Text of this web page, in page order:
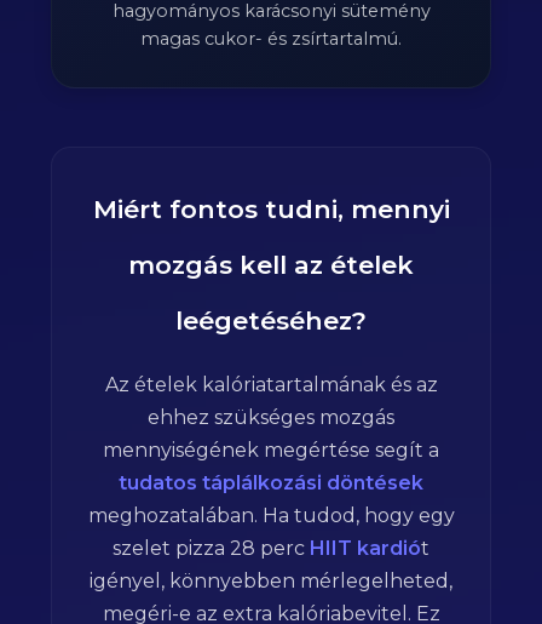
hagyományos karácsonyi sütemény
magas cukor- és zsírtartalmú.
Miért fontos tudni, mennyi
mozgás kell az ételek
leégetéséhez?
Az ételek kalóriatartalmának és az
ehhez szükséges mozgás
mennyiségének megértése segít a
tudatos táplálkozási döntések
meghozatalában. Ha tudod, hogy egy
szelet pizza 28 perc HIIT kardiót
igényel, könnyebben mérlegelheted,
megéri-e az extra kalóriabevitel. Ez